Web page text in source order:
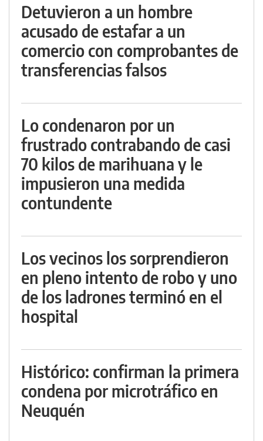
Detuvieron a un hombre
acusado de estafar a un
comercio con comprobantes de
transferencias falsos
Lo condenaron por un
frustrado contrabando de casi
70 kilos de marihuana y le
impusieron una medida
contundente
Los vecinos los sorprendieron
en pleno intento de robo y uno
de los ladrones terminó en el
hospital
Histórico: confirman la primera
condena por microtráfico en
Neuquén